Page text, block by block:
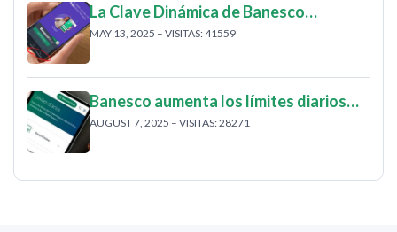
La Clave Dinámica de Banesco…
MAY 13, 2025 – VISITAS: 41559
Banesco aumenta los límites diarios…
AUGUST 7, 2025 – VISITAS: 28271